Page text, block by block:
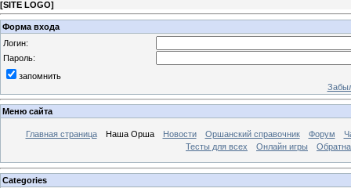
[SITE LOGO]
Форма входа
Логин:
Пароль:
запомнить
Меню сайта
Главная страница Наша Орша Новости Оршанский справочник Форум
Тесты для всех
Онлайн игры
Categories